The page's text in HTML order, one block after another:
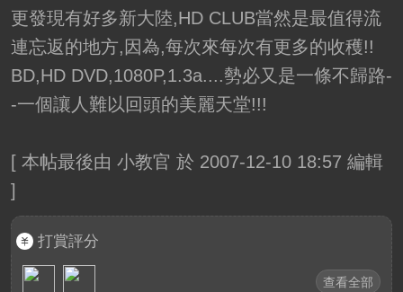
更發現有好多新大陸,HD CLUB當然是最值得流
連忘返的地方,因為,每次來每次有更多的收穫!!
BD,HD DVD,1080P,1.3a....勢必又是一條不歸路-
-一個讓人難以回頭的美麗天堂!!!
[本帖最後由 小教官 於 2007-12-10 18:57 編輯
]
打賞評分
查看全部